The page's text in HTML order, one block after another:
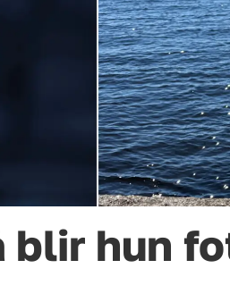
blir hun